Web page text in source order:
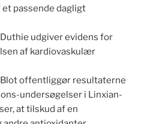
passende dagligt
Duthie udgiver evidens for
af kardiovaskulær
Blot offentliggør resultaterne
undersøgelser i Linxian-
at tilskud af en